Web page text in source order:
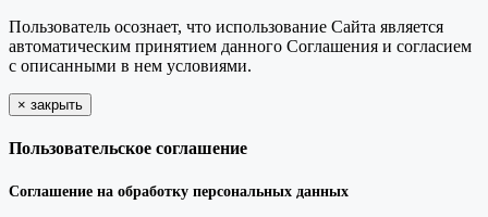
Пользователь осознает, что использование Сайта является
автоматическим принятием данного Соглашения и согласием
с описанными в нем условиями.
× закрыть
Пользовательское соглашение
Соглашение на обработку персональных данных